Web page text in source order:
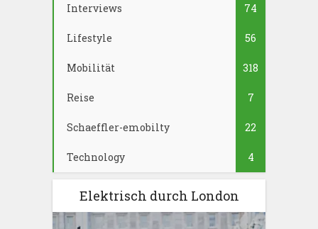
Interviews 74
Lifestyle 56
Mobilität 318
Reise 7
Schaeffler-emobilty 22
Technology 4
Elektrisch durch London